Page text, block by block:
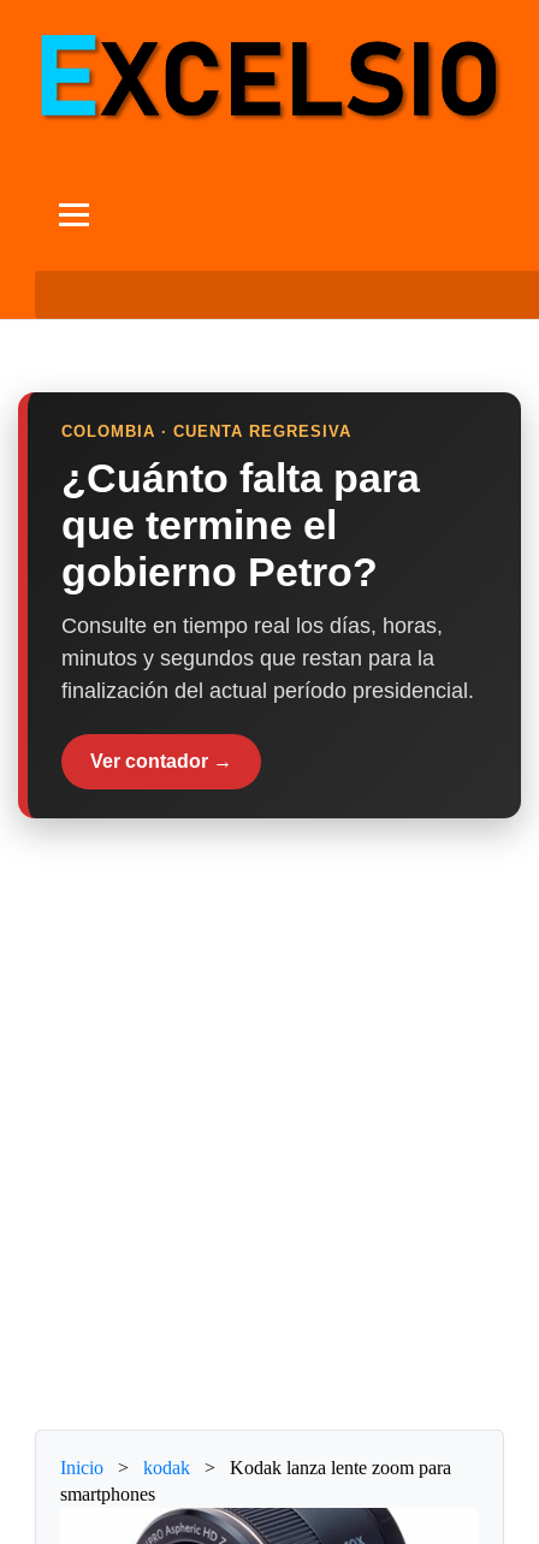
COLOMBIA · CUENTA REGRESIVA
¿Cuánto falta para
que termine el
gobierno Petro?
Consulte en tiempo real los días, horas,
minutos y segundos que restan para la
finalización del actual período presidencial.
Ver contador →
Inicio > kodak >
Kodak lanza lente zoom para
smartphones